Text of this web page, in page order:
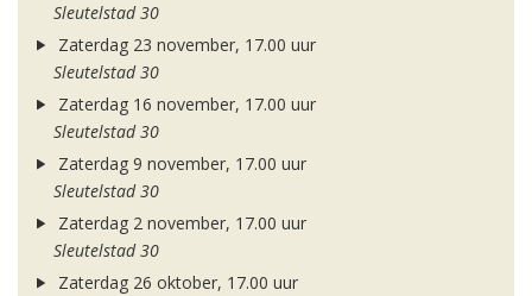
Sleutelstad 30
Zaterdag 23 november, 17.00 uur
Sleutelstad 30
Zaterdag 16 november, 17.00 uur
Sleutelstad 30
Zaterdag 9 november, 17.00 uur
Sleutelstad 30
Zaterdag 2 november, 17.00 uur
Sleutelstad 30
Zaterdag 26 oktober, 17.00 uur